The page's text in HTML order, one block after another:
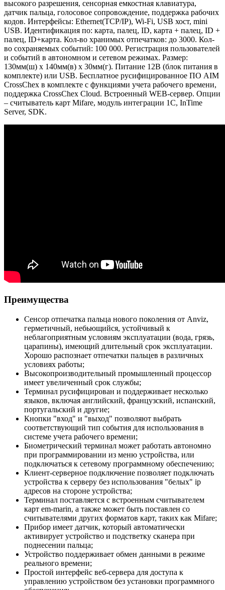
высокого разрешения, сенсорная емкостная клавиатура,
датчик пальца, голосовое сопровождение, поддержка рабочих
кодов. Интерфейсы: Ethernet(TCP/IP), Wi-Fi, USB хост, mini
USB. Идентификация по: карта, палец, ID, карта + палец, ID +
палец, ID+карта. Кол-во хранимых отпечатков: до 3000. Кол-
во сохраняемых событий: 100 000. Регистрация пользователей
и событий в автономном и сетевом режимах. Размер:
130мм(ш) x 140мм(в) x 30мм(г). Питание 12В (блок питания в
комплекте) или USB. Бесплатное русифицированное ПО AIM
CrossChex в комплекте с функциями учета рабочего времени,
поддержка CrossChex Cloud. Встроенный WEB-сервер. Опции
– считыватель карт Mifare, модуль интеграции 1С, InTime
Server, SDK.
Преимущества
Сенсор отпечатка пальца нового поколения от Anviz,
герметичный, небьющийся, устойчивый к
неблагоприятным условиям эксплуатации (вода, грязь,
царапины), имеющий длительный срок эксплуатации.
Хорошо распознает отпечатки пальцев в различных
условиях работы;
Высокопроизводительный промышленный процессор
имеет увеличенный срок службы;
Терминал русифицирован и поддерживает несколько
языков, включая английский, французский, испанский,
португальский и другие;
Кнопки "вход" и "выход" позволяют выбрать
соответствующий тип события для использования в
системе учета рабочего времени;
Биометрический терминал может работать автономно
при программировании из меню устройства, или
подключаться к сетевому программному обеспечению;
Клиент-серверное подключение позволяет подключать
устройства к серверу без использования "белых" ip
адресов на стороне устройства;
Терминал поставляется с встроенным считывателем
карт em-marin, а также может быть поставлен со
считывателями других форматов карт, таких как Mifare;
Прибор имеет датчик, который автоматически
активирует устройство и подстветку сканера при
поднесении пальца;
Устройство поддерживает обмен данными в режиме
реального времени;
Простой интерфейс веб-сервера для доступа к
управлению устройством без установки программного